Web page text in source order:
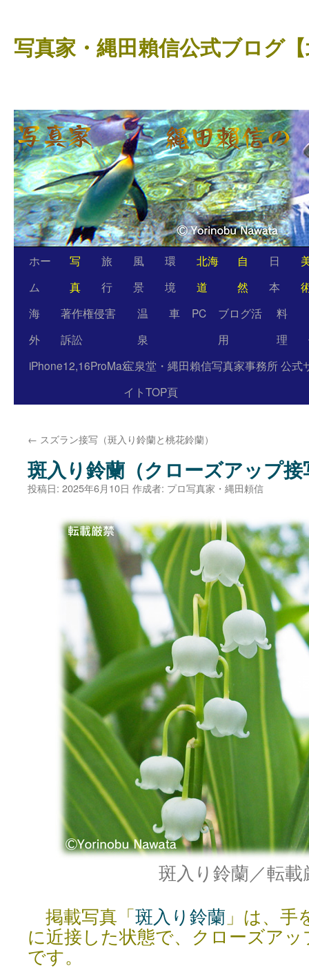
テ
ン
ッ
プ
写真家・縄田賴信公式ブログ
ホー
ム
写
真
旅
行
風
景
環
境
北海
道
自
然
日
本
海
外
著作権侵害
訴訟
温
泉
車 PC
ブログ活
用
料
理
iPhone12,16ProMax宝泉堂・縄田賴信写真家事務所 公式
イトTOP頁
← スズラン接写（斑入り鈴蘭と桃花鈴蘭）
斑入り鈴蘭（クローズアップ接
投稿日: 2025年6月10日 作成者: プロ写真家・縄田頼信
斑入り鈴蘭／転載
掲載写真「 斑入り鈴蘭 」は、手
に近接した状態で、クローズア
です。